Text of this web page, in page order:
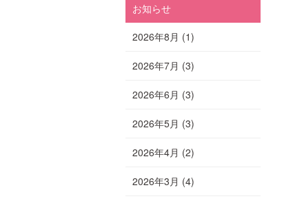
お知らせ
2026年8月 (1)
2026年7月 (3)
2026年6月 (3)
2026年5月 (3)
2026年4月 (2)
2026年3月 (4)